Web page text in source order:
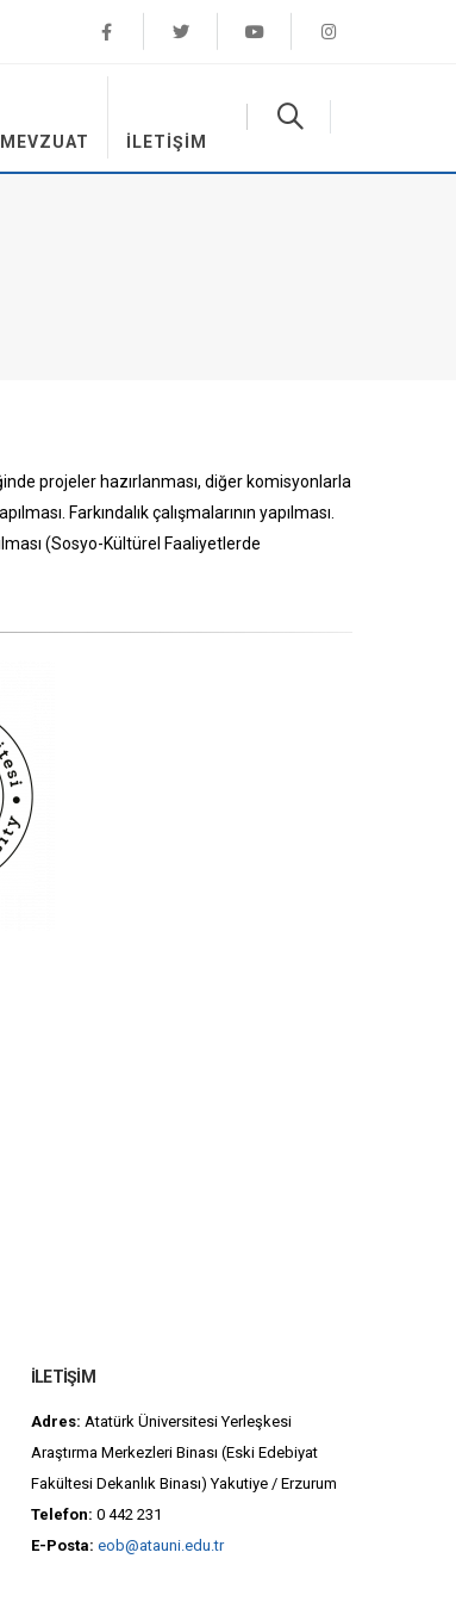
MEVZUAT İLETIŞIM
projeler hazırlanması, diğer komisyonlarla
Farkındalık çalışmalarının yapılması.
(Sosyo-Kültürel Faaliyetlerde
İLETIŞIM
Adres: Atatürk Üniversitesi Yerleşkesi
Araştırma Merkezleri Binası (Eski Edebiyat
Fakültesi Dekanlık Binası) Yakutiye / Erzurum
Telefon: 0 442 231
E-Posta: eob@atauni.edu.tr